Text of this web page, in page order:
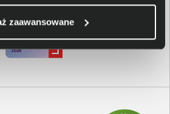
zaawansowane